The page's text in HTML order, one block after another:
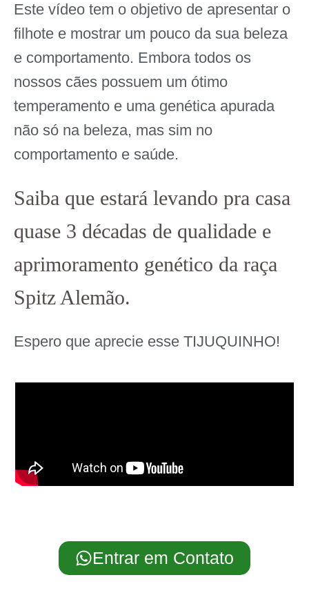
Este vídeo tem o objetivo de apresentar o
filhote e mostrar um pouco da sua beleza
e comportamento. Embora todos os
nossos cães possuem um ótimo
temperamento e uma genética apurada
não só na beleza, mas sim no
comportamento e saúde.
Saiba que estará levando pra casa
quase 3 décadas de qualidade e
aprimoramento genético da raça
Spitz Alemão.
Espero que aprecie esse TIJUQUINHO!
Entrar em Contato